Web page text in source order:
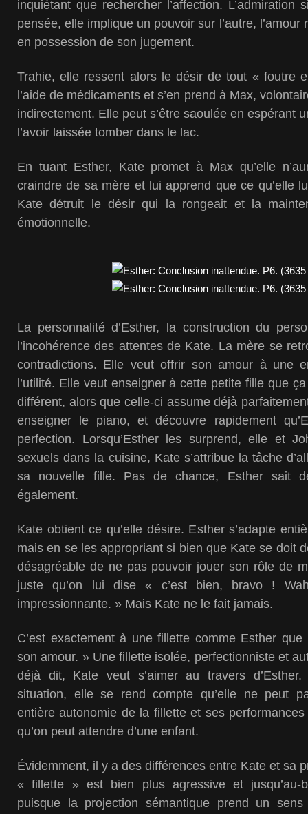
inquiétant que rechercher l’affection. L’admiration
pensée, elle implique un pouvoir sur l’autre, l’amour
en possession de son jugement.
Trahie, elle ressent alors le désir de tout « foutre
l’aide de médicaments et s’en prend à Max,
indirectement. Elle peut s’être saoulée en espérant
l’avoir laissée tomber dans le lac.
En tuant Esther, Kate promet à Max qu’elle
craindre de sa mère et lui apprend que ce qu’elle
Kate détruit le désir qui la rongeait et la
émotionnelle.
La personnalité d’Esther, la construction du
l’incohérence des attentes de Kate. La mère se
contradictions. Elle veut offrir son amour à une
l’utilité. Elle veut enseigner à cette petite fille que ça
différent, alors que celle-ci assume déjà
enseigner le piano, et découvre rapidement
perfection. Lorsqu’Esther les surprend, elle et
sexuels dans la cuisine, Kate s’attribue la tâche
sa nouvelle fille. Pas de chance, Esther sait
également.
Kate obtient ce qu’elle désire. Esther s’adapte
mais en se les appropriant si bien que Kate se doit
désagréable de ne pas pouvoir jouer son rôle de
juste qu’on lui dise « c’est bien, bravo !
impressionnante. » Mais Kate ne le fait jamais.
C’est exactement à une fillette comme Esther
son amour. » Une fillette isolée, perfectionniste et
déjà dit, Kate veut s’aimer au travers
situation, elle se rend compte qu’elle ne peut
entière autonomie de la fillette et ses
qu’on peut attendre d’une enfant.
Évidemment, il y a des différences entre Kate et sa
« fillette » est bien plus agressive et jusqu’au-
puisque la projection sémantique prend un